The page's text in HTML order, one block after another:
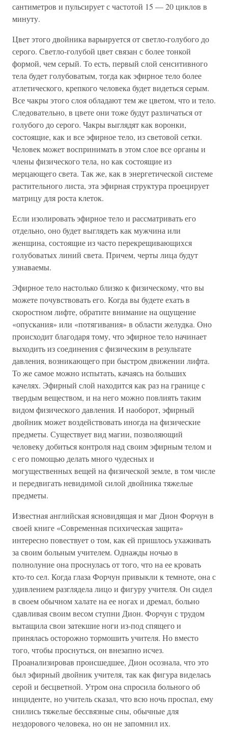
сантиметров и пульсирует с частотой 15 — 20 циклов в
минуту.
Цвет этого двойника варьируется от светло-голубого до
серого. Светло-голубой цвет связан с более тонкой
формой, чем серый. То есть, первый слой сенситивного
тела будет голубоватым, тогда как эфирное тело более
атлетического, крепкого человека будет видеться серым.
Все чакры этого слоя обладают тем же цветом, что и тело.
Следовательно, в цвете они тоже будут различаться от
голубого до серого. Чакры выглядят как воронки,
состоящие, как и все эфирное тело, из световой сетки.
Человек может воспринимать в этом слое все органы и
члены физического тела, но как состоящие из
мерцающего света. Так же, как в энергетической системе
растительного листа, эта эфирная структура проецирует
матрицу для роста клеток.
Если изолировать эфирное тело и рассматривать его
отдельно, оно будет выглядеть как мужчина или
женщина, состоящие из часто перекрещивающихся
голубоватых линий света. Причем, черты лица будут
узнаваемы.
Эфирное тело настолько близко к физическому, что вы
можете почувствовать его. Когда вы будете ехать в
скоростном лифте, обратите внимание на ощущение
«опускания» или «потягивания» в области желудка. Оно
происходит благодаря тому, что эфирное тело начинает
выходить из соединения с физическим в результате
давления, возникающего при быстром движении лифта.
То же самое можно испытать, качаясь на больших
качелях. Эфирный слой находится как раз на границе с
твердым веществом, и на него можно повлиять таким
видом физического давления. И наоборот, эфирный
двойник может воздействовать иногда на физические
предметы. Существует вид магии, позволяющий
человеку добиться контроля над своим эфирным телом и
с его помощью делать много чудесных и
могущественных вещей на физической земле, в том числе
и передвигать невидимой силой двойника тяжелые
предметы.
Известная английская ясновидящая и маг Дион Форчун в
своей книге «Современная психическая защита»
интересно повествует о том, как ей пришлось ухаживать
за своим больным учителем. Однажды ночью в
полнолуние она проснулась от того, что на ее кровать
кто-то сел. Когда глаза Форчун привыкли к темноте, она с
удивлением разглядела лицо и фигуру учителя. Он сидел
в своем обычном халате на ее ногах и дремал, больно
сдавливая своим весом ступни Дион. Форчун с трудом
вытащила свои затекшие ноги из-под спящего и
принялась осторожно тормошить учителя. Но вместо
того, чтобы проснуться, он внезапно исчез.
Проанализировав происшедшее, Дион осознала, что это
был эфирный двойник учителя, так как фигура виделась
серой и бесцветной. Утром она спросила больного об
инциденте, но учитель сказал, что всю ночь проспал, ему
снились тяжелые бессвязные сны, обычные для
нездорового человека, но он не запомнил их.